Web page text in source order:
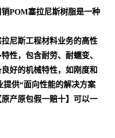
销POM塞拉尼斯树脂是一种
尼斯工程材料业务的高性
性，包含耐劳、耐蠕变、
好的机械特性，如刚度和
供“面向性能的解决方案
产原包假一赔十】可以一